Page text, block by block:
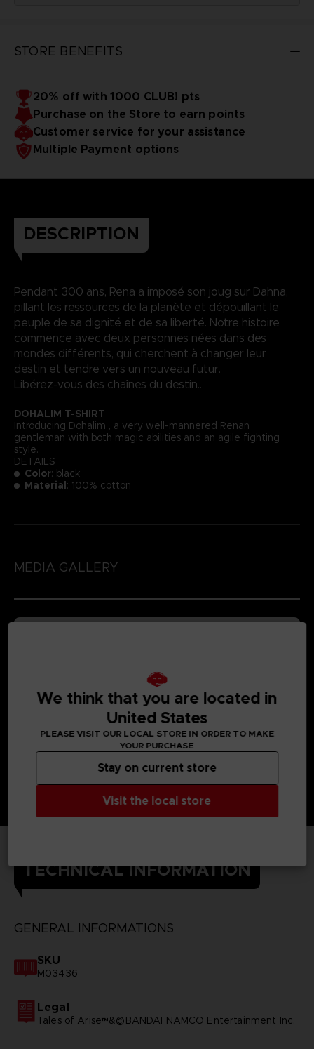
STORE BENEFITS
20% off with 1000 CLUB! pts
Purchase on the Store to earn points
Customer service for your assistance
Multiple Payment options
DESCRIPTION
Pendant 300 ans, Rena a imposé son joug sur Dahna,
pillant les ressources de la planète et dépouillant le
peuple de sa dignité et de sa liberté. Notre histoire
commence avec deux personnes nées dans des
mondes différents, qui cherchent à changer leur
destin et tendre vers un nouveau futur.
Libérez-vous des chaînes du destin..
DOHALIM T-SHIRT
Introducing Dohalim , a very well-mannered Renan
gentleman with both magic abilities and an agile fighting
style.
DETAILS
Color: black
Material: 100% cotton
MEDIA GALLERY
TECHNICAL INFORMATION
GENERAL INFORMATIONS
SKU
M03436
Legal
Tales of Arise™&©BANDAI NAMCO Entertainment Inc.
We think that you are located in
United States
PLEASE VISIT OUR LOCAL STORE IN ORDER TO MAKE
YOUR PURCHASE
Visit the local store
Stay on current store